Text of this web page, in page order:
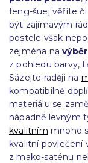
feng-šuej věříte
být zajímavým
postele však
zejména na
z pohledu barvy,
Sázejte raději na
kompatibilně
materiálu se
nápadně levným
kvalitním mnoho
kvalitní povlečení
z mako-saténu